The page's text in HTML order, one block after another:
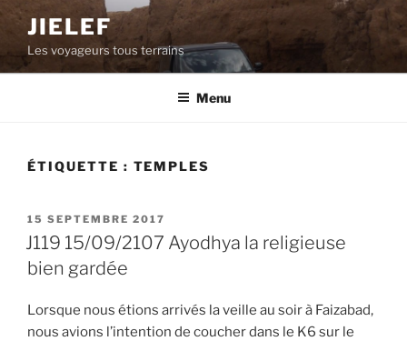
Aller
contenu
principal
JIELEF
Les voyageurs tous terrains
Menu
ÉTIQUETTE : TEMPLES
PUBLIÉ
LE
15 SEPTEMBRE 2017
J119 15/09/2107 Ayodhya la religieuse
bien gardée
Lorsque nous étions arrivés la veille au soir à Faizabad,
nous avions l’intention de coucher dans le K6 sur le